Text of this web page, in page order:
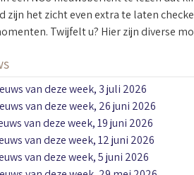
zijn het zicht even extra te laten
Twijfelt u? Hier zijn diverse
van deze week, 3 juli 2026
van deze week, 26 juni 2026
van deze week, 19 juni 2026
van deze week, 12 juni 2026
van deze week, 5 juni 2026